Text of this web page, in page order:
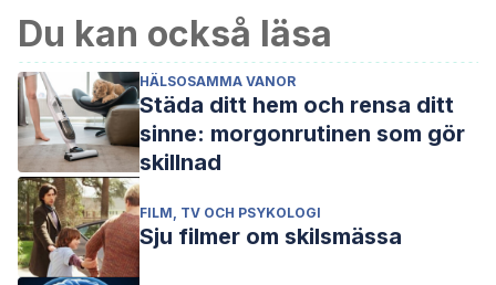
Du kan också läsa
HÄLSOSAMMA VANOR
Städa ditt hem och rensa ditt
sinne: morgonrutinen som gör
skillnad
FILM, TV OCH PSYKOLOGI
Sju filmer om skilsmässa